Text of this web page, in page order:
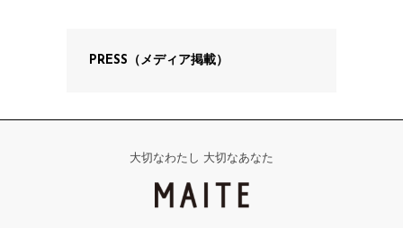
PRESS（メディア掲載）
大切なわたし 大切なあなた